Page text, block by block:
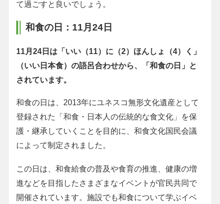
て過ごすと良いでしょう。
和食の日：11月24日
11月24日は「いい（11）に（2）ほんしょ（4）く」
（いい日本食）の語呂合わせから、「和食の日」と
されています。
和食の日は、2013年にユネスコ無形文化遺産として
登録された「和食・日本人の伝統的な食文化」を保
護・継承していくことを目的に、和食文化国民会議
によって制定されました。
この日は、和食給食の普及や食育の推進、健康の増
進などを目指したさまざまなイベントが官民共同で
開催されています。施設でも和食について学ぶイベ